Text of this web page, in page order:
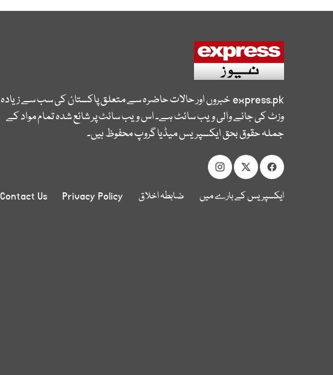
express.pkخبروں اور حالات حاضرہ سے متعلق پاکستان کی سب سے زیادہ
وزٹ کی جانے والی ویب سائٹ ہے۔ اس ویب سائٹ پر شائع شدہ تمام مواد کے
جملہ حقوق بحق ایکسپریس میڈیا گروپ محفوظ ہیں۔
ایکسپریس کے بارے میں ضابطہ اخلاق Privacy Policy
Contact Us